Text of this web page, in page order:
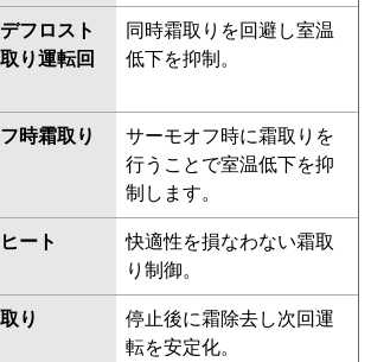
P160T6GDN1
フロスト
り運転回
同時霜取りを回避し室温
低下を抑制。
時霜取り
サーモオフ時に霜取りを
行うことで室温低下を抑
制します。
ート
快適性を損なわない霜取
り制御。
り
停止後に霜除去し次回運
転を安定化。